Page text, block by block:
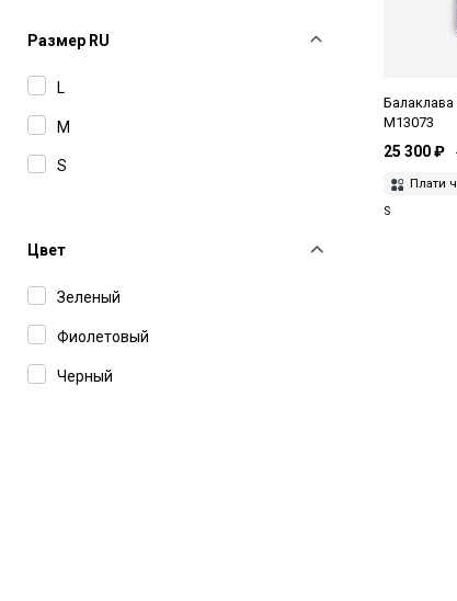
Размер RU
L
M
S
Цвет
Зеленый
Фиолетовый
Черный
Балаклава
M13073
25 300 ₽
Плати
S